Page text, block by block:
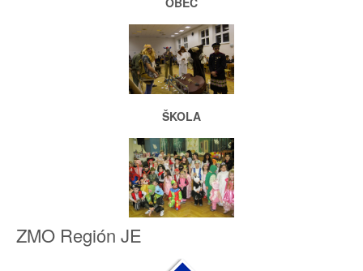
ŠKOLA
ZMO Región JE